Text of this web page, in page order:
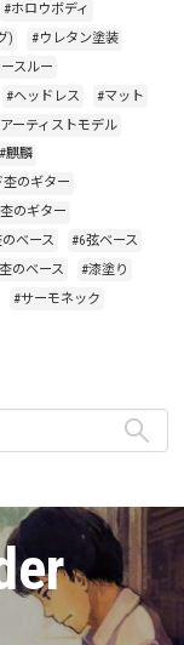
#ホロウボディ
)
#ウレタン塗装
スルー
#ヘッドレス
#マット
ーティストモデル
#麒麟
のギター
のギター
ベース
#6弦ベース
のベース
#漆塗り
#サーモネック